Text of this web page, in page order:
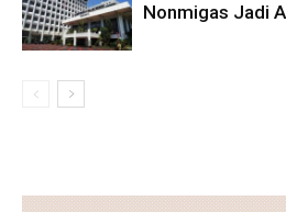
Nonmigas Jadi